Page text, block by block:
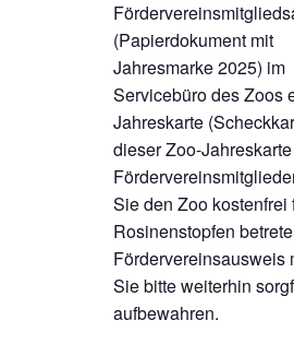
(Papierdokument mit
Jahresmarke 2025) im
Servicebüro des Zoos
Jahreskarte
dieser Zoo-
Sie den Zoo kostenfrei
Rosinenstopfen
Fördervereinsausweis
Sie bitte weiterhin
aufbewahren.